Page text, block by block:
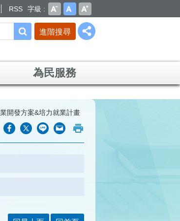
RSS 字級
進階搜尋
為民服務
開發方案&培力就業計畫